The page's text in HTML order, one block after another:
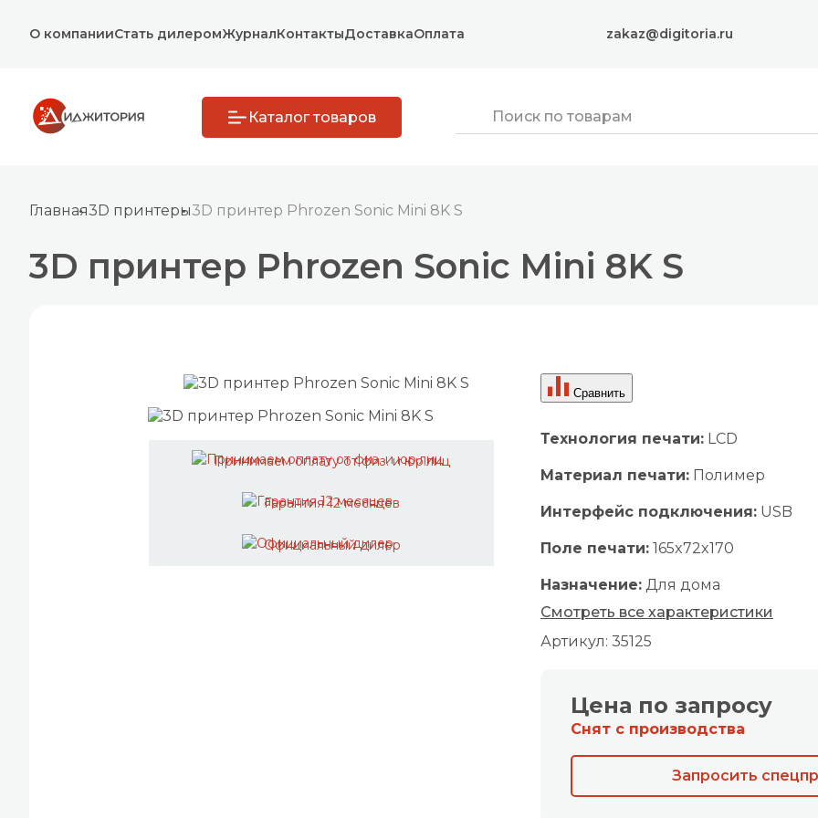
О компанииСтать дилеромЖурналКонтактыДоставкаОплата zakaz@digitoria.ru
Каталог товаров
Главная3D принтеры3D принтер Phrozen Sonic Mini 8K S
3D принтер Phrozen Sonic Mini 8K S
Принимаем оплату от физ. и юр.лиц
Гарантия 12 месяцев
Официальный дилер
Артикул: 35125
Сравнить
Технология печати: LCD
Материал печати: Полимер
Интерфейс подключения: USB
Поле печати: 165x72x170
Назначение: Для дома
Смотреть все характеристики
Цена по запросу
Снят с производства
Запросить